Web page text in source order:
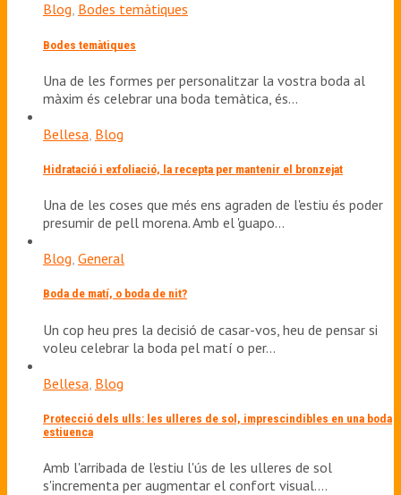
Blog, Bodes temàtiques
Bodes temàtiques
Una de les formes per personalitzar la vostra boda al
màxim és celebrar una boda temàtica, és…
Bellesa Blog
Hidratació i exfoliació, la recepta per mantenir el bronzejat
Una de les coses que més ens agraden de l'estiu és poder
presumir de pell morena. Amb el 'guapo…
Blog, General
Boda de matí, o boda de nit?
Un cop heu pres la decisió de casar-vos, heu de pensar si
voleu celebrar la boda pel matí o per…
Bellesa Blog
Protecció dels ulls: les ulleres de sol, imprescindibles en una boda
estiuenca
Amb l'arribada de l'estiu l'ús de les ulleres de sol
s'incrementa per augmentar el confort visual.…